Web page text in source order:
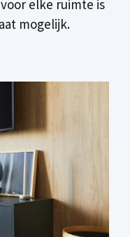
elke ruimte is
mogelijk.